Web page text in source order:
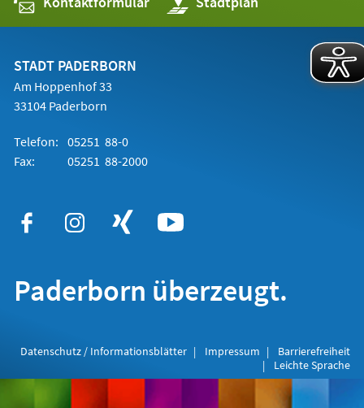
in
einem
STADT PADERBORN
Am Hoppenhof 33
33104 Paderborn
Telefon: 05251 88-0
Fax:
05251 88-2000
Paderborn überzeugt.
Datenschutz / Informationsblätter Impressum
Barrierefreiheit
Leichte Sprache